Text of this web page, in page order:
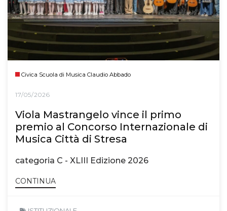
Civica Scuola di Musica Claudio Abbado
17/05/2026
Viola Mastrangelo vince il primo
premio al Concorso Internazionale di
Musica Città di Stresa
categoria C - XLIII Edizione 2026
CONTINUA